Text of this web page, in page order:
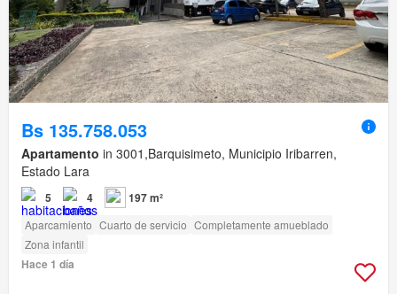
Bs 135.758.053
Apartamento in 3001,Barquisimeto, Municipio Iribarren,
Estado Lara
5 4 197 m²
Aparcamiento Cuarto de servicio Completamente amueblado
Zona infantil
Hace 1 día